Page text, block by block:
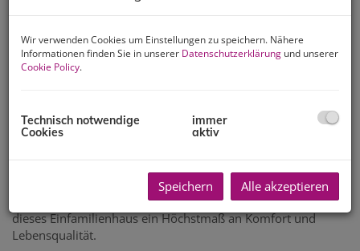
Willkommen in Ihrem neuen Zuhause im begehrten 13.
Bezirk Wiens! Umgeben von herrlicher Natur bietet Ihnen
dieses Einfamilienhaus ein Höchstmaß an Komfort und
Lebensqualität.
Wir verwenden Cookies um Einstellungen zu speichern. Nähere
Informationen finden Sie in unserer Datenschutzerklärung und unserer
Cookie Policy.
Technisch notwendige
Cookies
immer
aktiv
Speichern Alle akzeptieren